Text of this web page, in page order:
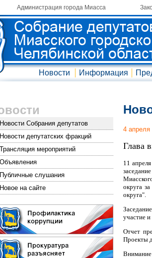
Администрация города Миасса
Новости Информация
Новости Собрания депутатов
Новости депутатских фракций
Трансляция мероприятий
Объявления
Публичные слушания
Новое на сайте
4 апреля
Глава
11
округа
округа".
участие
Отчет
Проекты